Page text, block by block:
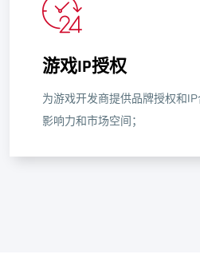
游戏IP授权
为游戏开发商提供品牌授权和
影响力和市场空间；